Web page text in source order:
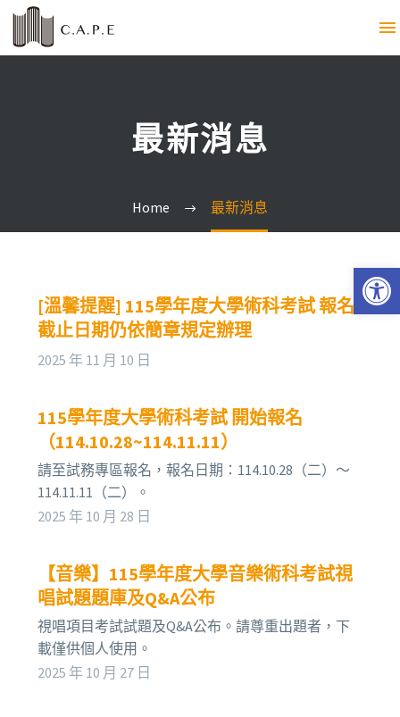
最新消息
Home 最新消息
[溫馨提醒] 115學年度大學術科考試 報名
截止日期仍依簡章規定辦理
2025 年 11 月 10 日
115學年度大學術科考試 開始報名
（114.10.28~114.11.11）
請至試務專區報名，報名日期：114.10.28（二）～
114.11.11（二）。
2025 年 10 月 28 日
【音樂】115學年度大學音樂術科考試視
唱試題題庫及Q&A公布
視唱項目考試試題及Q&A公布。請尊重出題者，下
載僅供個人使用。
2025 年 10 月 27 日